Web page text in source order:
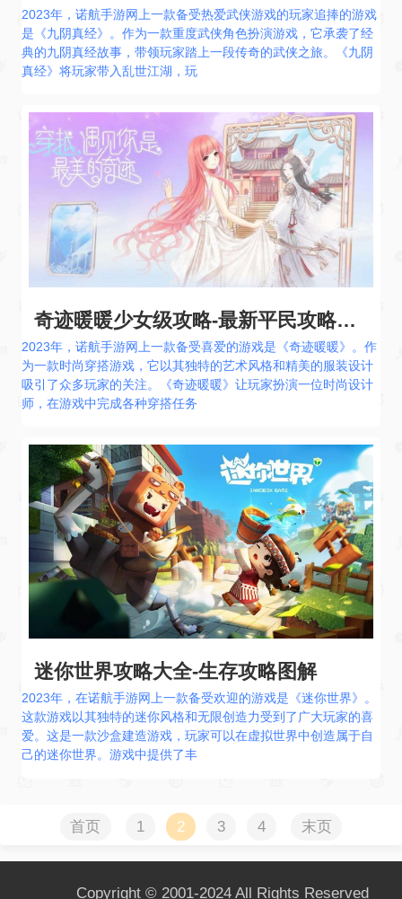
2023年，诺航手游网上一款备受热爱武侠游戏的玩家追捧的游戏
是《九阴真经》。作为一款重度武侠角色扮演游戏，它承袭了经
典的九阴真经故事，带领玩家踏上一段传奇的武侠之旅。《九阴
真经》将玩家带入乱世江湖，玩
奇迹暖暖少女级攻略-最新平民攻略大全
2023年，诺航手游网上一款备受喜爱的游戏是《奇迹暖暖》。作
为一款时尚穿搭游戏，它以其独特的艺术风格和精美的服装设计
吸引了众多玩家的关注。《奇迹暖暖》让玩家扮演一位时尚设计
师，在游戏中完成各种穿搭任务
迷你世界攻略大全-生存攻略图解
2023年，在诺航手游网上一款备受欢迎的游戏是《迷你世界》。
这款游戏以其独特的迷你风格和无限创造力受到了广大玩家的喜
爱。这是一款沙盒建造游戏，玩家可以在虚拟世界中创造属于自
己的迷你世界。游戏中提供了丰
首页 1 2 3 4 末页
Copyright © 2001-2024 All Rights Reserved